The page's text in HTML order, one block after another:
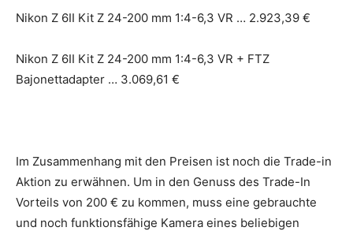
Nikon Z 6II Kit Z 24-200 mm 1:4-6,3 VR … 2.923,39 €
Nikon Z 6II Kit Z 24-200 mm 1:4-6,3 VR + FTZ
Bajonettadapter … 3.069,61 €
Im Zusammenhang mit den Preisen ist noch die Trade-in
Aktion zu erwähnen. Um in den Genuss des Trade-In
Vorteils von 200 € zu kommen, muss eine gebrauchte
und noch funktionsfähige Kamera eines beliebigen